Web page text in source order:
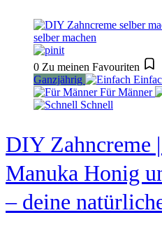
0 Zu meinen Favouriten
Ganzjährig
Für Männer
Schnell
DIY Zahncreme
Manuka Honig
– deine